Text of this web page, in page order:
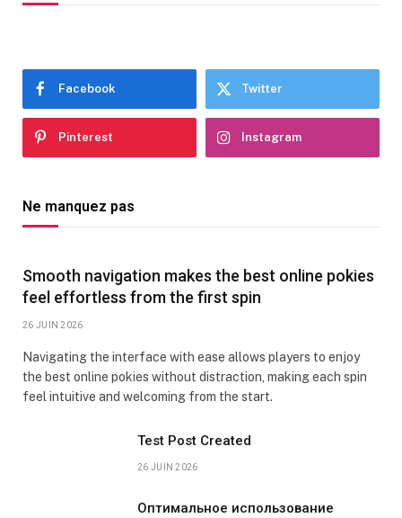
Facebook Twitter
Pinterest Instagram
Ne manquez pas
Smooth navigation makes the best online pokies
feel effortless from the first spin
26 JUIN 2026
Navigating the interface with ease allows players to enjoy
the best online pokies without distraction, making each spin
feel intuitive and welcoming from the start.
Test Post Created
26 JUIN 2026
Оптимальное использование